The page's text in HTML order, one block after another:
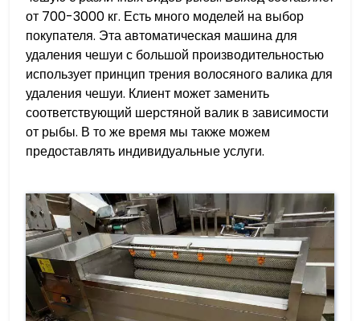
от 700-3000 кг. Есть много моделей на выбор
покупателя. Эта автоматическая машина для
удаления чешуи с большой производительностью
использует принцип трения волосяного валика для
удаления чешуи. Клиент может заменить
соответствующий шерстяной валик в зависимости
от рыбы. В то же время мы также можем
предоставлять индивидуальные услуги.